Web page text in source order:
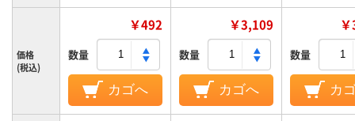
価格
(税込)
￥492
数量
カゴへ
￥3,109
数量
カゴへ
数量
カ